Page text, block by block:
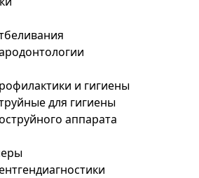
и гигиены
для гигиены
аппарата